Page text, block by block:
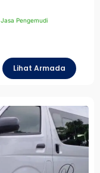
Jasa Pengemudi
Lihat Armada